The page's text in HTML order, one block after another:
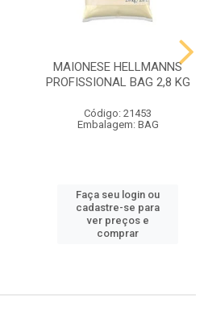
MAIONESE HELLMANNS
PROFISSIONAL BAG 2,8 KG
Código: 21453
Embalagem: BAG
Faça seu login ou
cadastre-se para
ver preços e
comprar